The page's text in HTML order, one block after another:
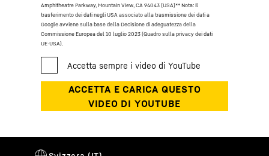
Amphitheatre Parkway, Mountain View, CA 94043 (USA)** Nota: il
trasferimento dei dati negli USA associato alla trasmissione dei dati a
Google avviene sulla base della Decisione di adeguatezza della
Commissione Europea del 10 luglio 2023 (Quadro sulla privacy dei dati
UE-USA).